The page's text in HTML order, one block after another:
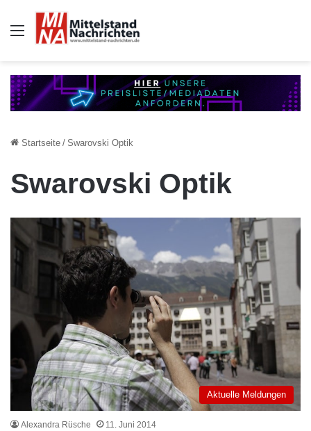
Auswahl
Startseite / Swarovski Optik
Swarovski Optik
Aktuelle Meldungen
Alexandra Rüsche 11. Juni 2014